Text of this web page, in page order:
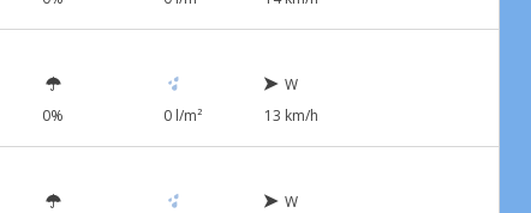
0% 0 l/m²
W
13 km/h
W